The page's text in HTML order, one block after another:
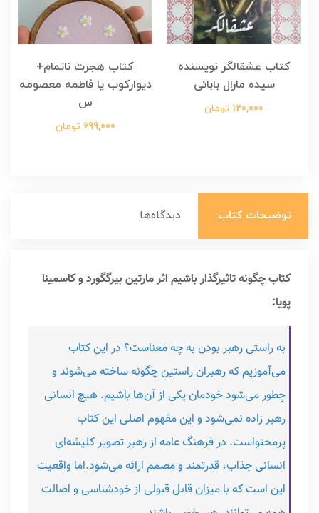
کتاب عشقالگر نویسنده
سیده مارال بابائی
120,000 تومان
کتاب هجرت ناتمام+
دیوارکوب یا فاطمه معصومه
س
699,000 تومان
توضیحات کتاب: دیدگاه‌ها
کتاب چگونه تاثیرگذار باشیم اثر مارتین بیرگگورد و کاسمینا
پویا:
به راستی رهبر بودن به چه معناست؟ در این کتاب
می‌آموزیم که رهبران راستین چگونه ساخته می‌شوند و
چطور می‌شود خودمان یکی از آن‌ها باشیم. هیچ انسانی
رهبر زاده نمی‌شود و این مفهوم اصلی این کتاب
پرمحتواست. در فرهنگ عامه از رهبر تصویر کلیشه‌ای
انسانی جذاب، قدرتمند و مصمم ارائه می‌شود.اما واقعیت
این است که با میزان قابل قبولی از خودشناسی و اصالت